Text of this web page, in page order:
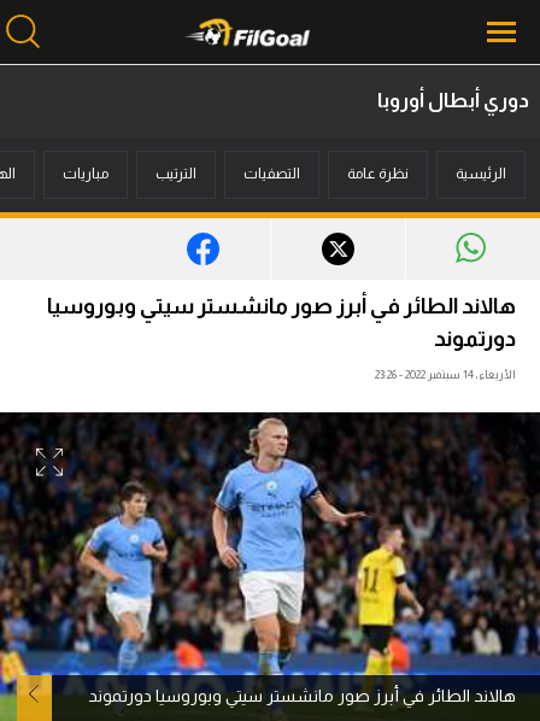
أخبار
ميركاتو
فانتازي في الجول
مسابقة التوقعات
فيديوهات
عدسات
آراء حرة
ركن الألعاب
بطولات
دوري أبطال أوروبا
الرئيسية نظرة عامة التصفيات الترتيب مباريات
هالاند الطائر في أبرز صور مانشستر سيتي وبوروسيا
دورتموند
الأربعاء، 14 سبتمبر 2022 - 23:26
هالاند الطائر في أبرز صور مانشستر سيتي وبوروسيا دورتموند